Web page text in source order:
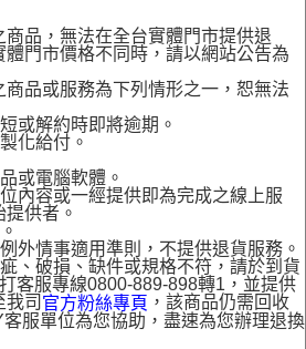
商品，無法在全台實體門市提供退
門市價格不同時，請以網站公告為
商品或服務為下列情形之一，恕無法
或解約時即將逾期。
化給付。
或電腦軟體。
內容或一經提供即為完成之線上服
供者。
外情事適用準則，不提供退貨服務。
、破損、缺件或規格不符，請於到貨
客服專線0800-889-898轉1，並提供
我司 官方粉絲專頁 ，該商品仍需回收
服單位為您協助，盡速為您辦理退換